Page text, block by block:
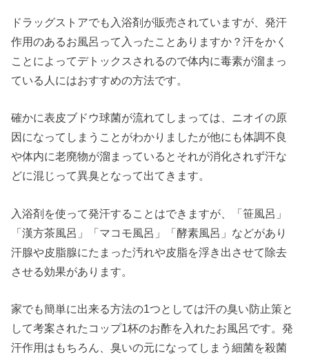
ドラッグストアでも入浴剤が販売されていますが、発汗
作用のあるお風呂って入ったことありますか？汗をかく
ことによってデトックスされるので体内に毒素が溜まっ
ている人にはおすすめの方法です。
確かに表皮ブドウ球菌が流れてしまっては、ニオイの原
因になってしまうことがわかりましたが他にも体調不良
や体内に老廃物が溜まっているとそれが消化されず汗な
どに混じって異臭となって出てきます。
入浴剤を使って発汗することはできますが、「笹風呂」
「漢方茶風呂」「マコモ風呂」「酵素風呂」などがあり
汗腺や皮脂腺にたまった汚れや皮脂を浮き出させて除去
させる効果があります。
家でも簡単に出来る方法の1つとしては汗の臭い防止策と
して考案されたコップ1杯のお酢を入れたお風呂です。発
汗作用はもちろん、臭いの元になってしまう細菌を殺菌